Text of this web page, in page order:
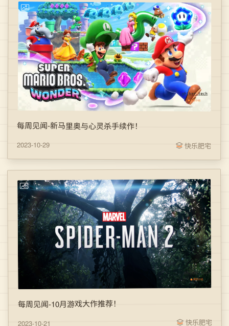
每周见闻-新马里奥与心灵杀手续作！
2023-10-29 快乐肥宅
每周见闻-10月游戏大作推荐！
2023-10-21 快乐肥宅